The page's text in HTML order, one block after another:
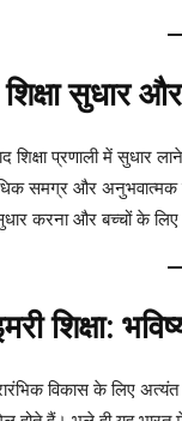
सुधार और
शिक्षा प्रणाली में सुधार
समग्र और अनुभवात्मक
सुधार करना और बच्चों के
शिक्षा:
विकास के लिए